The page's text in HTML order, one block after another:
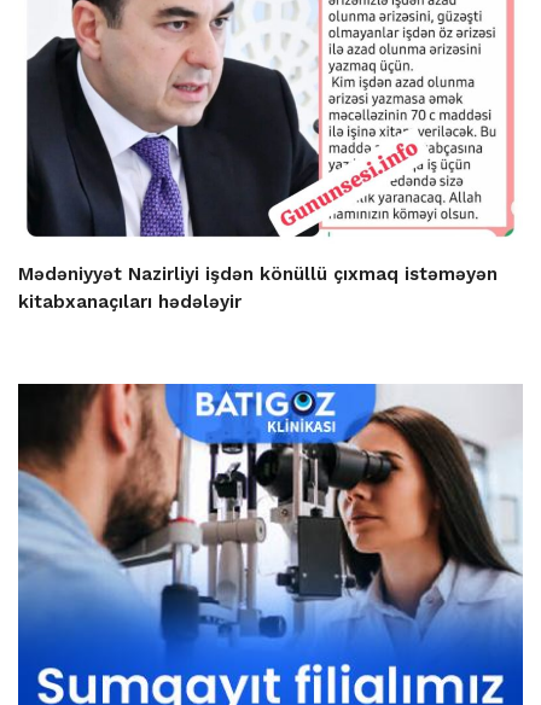
Mədəniyyət Nazirliyi işdən könüllü çıxmaq istəməyən
kitabxanaçıları hədələyir